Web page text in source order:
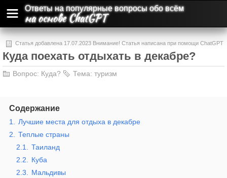
Ответы на популярные вопросы обо всём
на основе ChatGPT
Статья добавлена 17.07.2023 Внимание! Статья написана при помощи ChatGPT
и может содержать ошибки и неточности.
Куда поехать отдыхать в декабре?
Вопрос: Куда? Тема: туризм
Содержание
1.
Лучшие места для отдыха в декабре
2.
Теплые страны
2.1.
Таиланд
2.2.
Куба
2.3.
Мальдивы